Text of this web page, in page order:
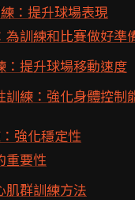
：提升球場表現
為訓練和比賽做好準
：提升球場移動速度
訓練：強化身體控制
強化穩定性
重要性
肌群訓練方法